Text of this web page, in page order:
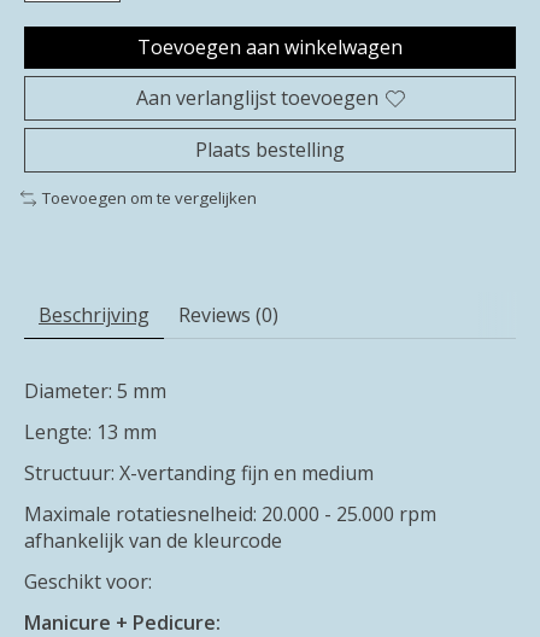
Toevoegen aan winkelwagen
Aan verlanglijst toevoegen
Plaats bestelling
Toevoegen om te vergelijken
Beschrijving Reviews (0)
Diameter: 5 mm
Lengte: 13 mm
Structuur: X-vertanding fijn en medium
Maximale rotatiesnelheid: 20.000 - 25.000 rpm
afhankelijk van de kleurcode
Geschikt voor:
Manicure + Pedicure: